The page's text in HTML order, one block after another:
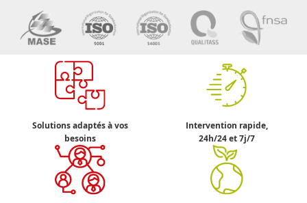
Solutions adaptés à vos
besoins
Intervention rapide,
24h/24 et 7j/7